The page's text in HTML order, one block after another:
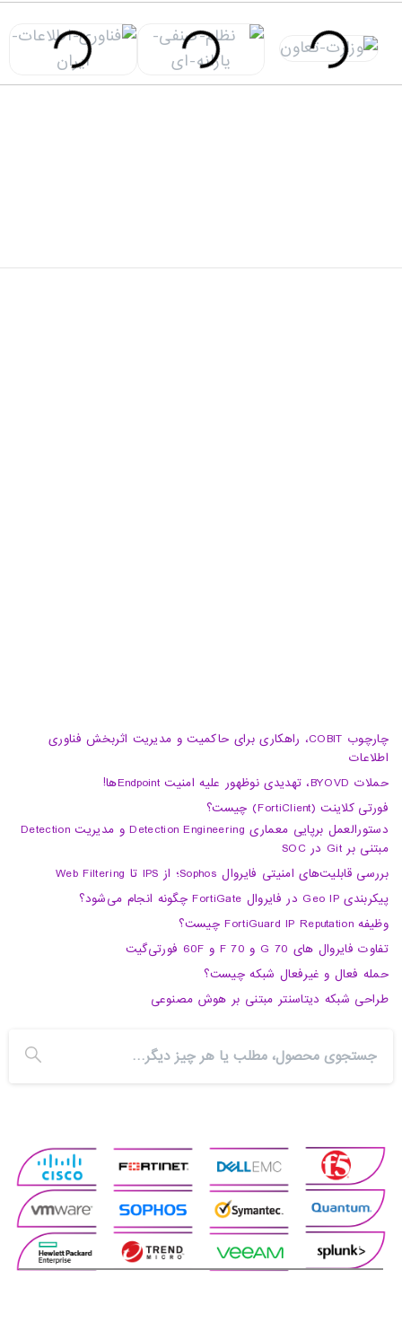
چارچوب COBIT، راهکاری برای حاکمیت و مدیریت اثربخش فناوری
اطلاعات
حملات BYOVD، تهدیدی نوظهور علیه امنیت Endpointها!
فورتی کلاینت (FortiClient) چیست؟
دستورالعمل برپایی معماری Detection Engineering و مدیریت Detection
مبتنی بر Git در SOC
بررسی قابلیت‌های امنیتی فایروال Sophos؛ از IPS تا Web Filtering
پیکربندی Geo IP در فایروال FortiGate چگونه انجام می‌شود؟
وظیفه FortiGuard IP Reputation چیست؟
تفاوت فایروال های 70 G و 70 F و 60F فورتی‌گیت
حمله فعال و غیرفعال شبکه چیست؟
طراحی شبکه دیتاسنتر مبتنی بر هوش مصنوعی